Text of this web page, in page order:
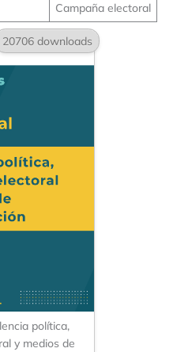
Campaña electoral
20706 downloads
política,
y medios de